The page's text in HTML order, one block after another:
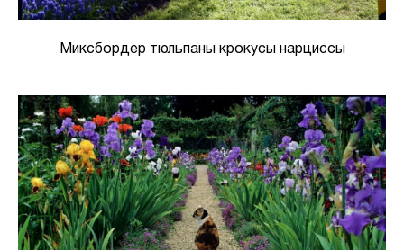
Миксбордер тюльпаны крокусы нарциссы